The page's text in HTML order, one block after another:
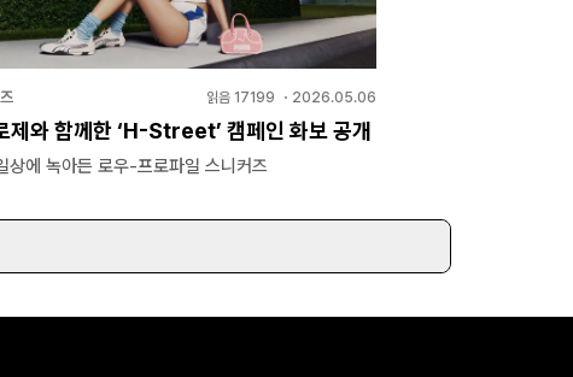
읽음 17199 ・ 2026.05.06
제와 함께한 ‘H-Street’ 캠페인 화보 공개
상에 녹아든 로우-프로파일 스니커즈